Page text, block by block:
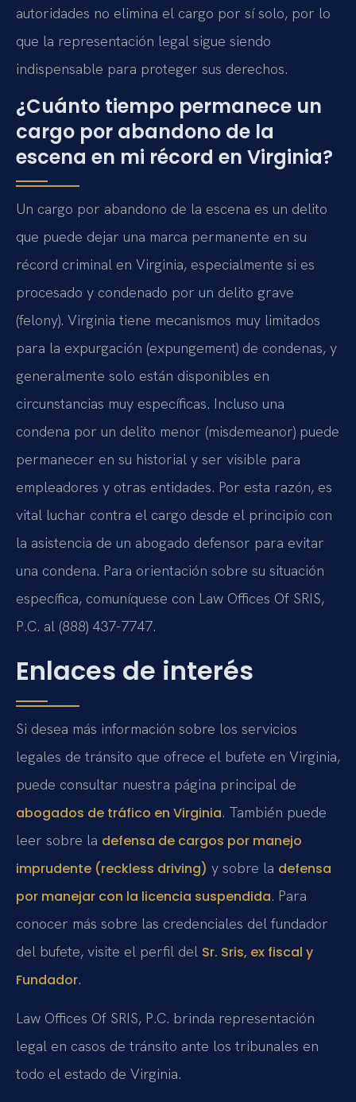
autoridades no elimina el cargo por sí solo, por lo
que la representación legal sigue siendo
indispensable para proteger sus derechos.
¿Cuánto tiempo permanece un
cargo por abandono de la
escena en mi récord en Virginia?
Un cargo por abandono de la escena es un delito
que puede dejar una marca permanente en su
récord criminal en Virginia, especialmente si es
procesado y condenado por un delito grave
(felony). Virginia tiene mecanismos muy limitados
para la expurgación (expungement) de condenas, y
generalmente solo están disponibles en
circunstancias muy específicas. Incluso una
condena por un delito menor (misdemeanor) puede
permanecer en su historial y ser visible para
empleadores y otras entidades. Por esta razón, es
vital luchar contra el cargo desde el principio con
la asistencia de un abogado defensor para evitar
una condena. Para orientación sobre su situación
específica, comuníquese con Law Offices Of SRIS,
P.C. al (888) 437-7747.
Enlaces de interés
Si desea más información sobre los servicios
legales de tránsito que ofrece el bufete en Virginia,
puede consultar nuestra página principal de
abogados de tráfico en Virginia. También puede
leer sobre la defensa de cargos por manejo
imprudente (reckless driving) y sobre la defensa
por manejar con la licencia suspendida. Para
conocer más sobre las credenciales del fundador
del bufete, visite el perfil del Sr. Sris, ex fiscal y
Fundador.
Law Offices Of SRIS, P.C. brinda representación
legal en casos de tránsito ante los tribunales en
todo el estado de Virginia.